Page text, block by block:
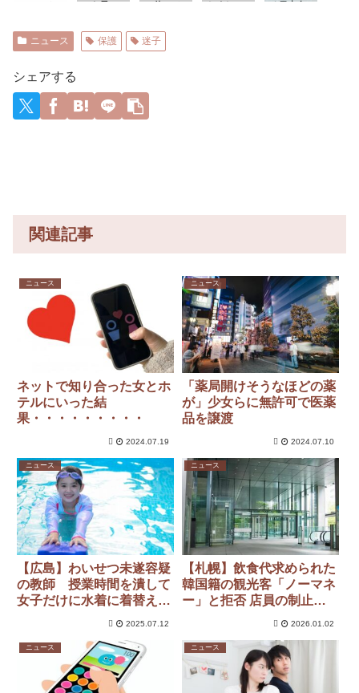
ー界、ロ
ンドン五
戦々恐々
ない」
たまに安
価】 第
ようと猛
アプロー
てみる
と、思っ
ていた相
界的ブー
ムの日本
使い道が
い外国人
ニュース 保護 迷子
シェアする
関連記事
ニュース
ネットで知り合った女とホ
テルにいった結
果・・・・・・・・・
2024.07.19
ニュース
「薬局開けそうなほどの薬
が」少女らに無許可で医薬
品を譲渡
2024.07.10
ニュース
【広島】わいせつ未遂容疑
の教師 授業時間を潰して
女子だけに水着に着替える
2025.07.12
ニュース
【札幌】飲食代求められた
韓国籍の観光客「ノーマネ
ー」と拒否 店員の制止振
2026.01.02
ニュース ニュース